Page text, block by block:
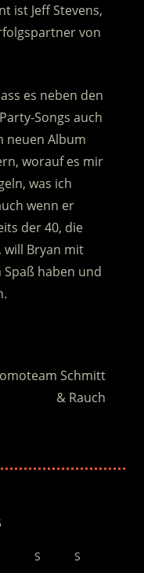
ist Jeff Stevens,
von
es neben den
Songs auch
neuen Album
worauf es mir
was ich
wenn er
der 40, die
will Bryan mit
haben und
Schmitt
& Rauch
S
S